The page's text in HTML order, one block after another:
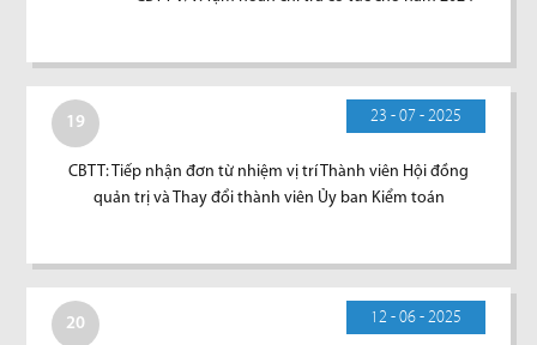
19 23 - 07 - 2025
CBTT: Tiếp nhận đơn từ nhiệm vị trí Thành viên Hội đồng
quản trị và Thay đổi thành viên Ủy ban Kiểm toán
20 12 - 06 - 2025